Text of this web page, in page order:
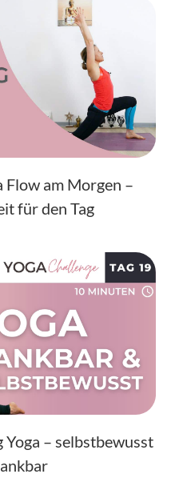
Flow am Morgen –
für den Tag
Yoga – selbstbewusst